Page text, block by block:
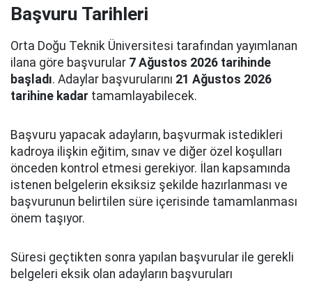
Başvuru Tarihleri
Orta Doğu Teknik Üniversitesi tarafından yayımlanan
ilana göre başvurular 7 Ağustos 2026 tarihinde
başladı. Adaylar başvurularını 21 Ağustos 2026
tarihine kadar tamamlayabilecek.
Başvuru yapacak adayların, başvurmak istedikleri
kadroya ilişkin eğitim, sınav ve diğer özel koşulları
önceden kontrol etmesi gerekiyor. İlan kapsamında
istenen belgelerin eksiksiz şekilde hazırlanması ve
başvurunun belirtilen süre içerisinde tamamlanması
önem taşıyor.
Süresi geçtikten sonra yapılan başvurular ile gerekli
belgeleri eksik olan adayların başvuruları